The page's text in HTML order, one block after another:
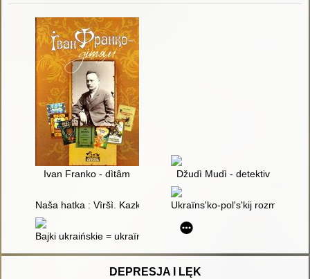
Ivan Franko - dìtâm Džudì Mudì - detektiv
Naša hatka : Vìršì. Kazki. OpovìdannâUkraïns'ko-pol's'kij rozmovnik
Bajki ukraińskie = ukraïns'kì kazki
DEPRESJA I LĘK